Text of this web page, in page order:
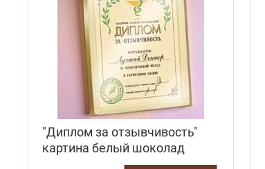
"Диплом за отзывчивость"
картина белый шоколад